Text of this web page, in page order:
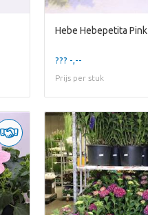
Hebe Hebepetita Pink
??? -,--
Prijs per stuk